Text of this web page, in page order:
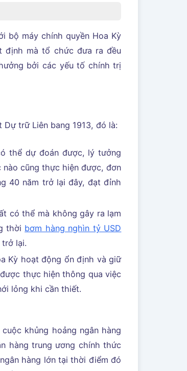
bộ máy chính quyền Hoa Kỳ
định mà tổ chức đưa ra đều
bởi các yếu tố chính trị
trữ Liên bang 1913, đó là:
thể dự đoán được, lý tưởng
nào cũng thực hiện được, đơn
40 năm trở lại đây, đạt đỉnh
có thể mà không gây ra lạm
thời bơm hàng nghìn tỷ USD
lại.
Kỳ hoạt động ổn định và giữ
thực hiện thông qua việc
lỏng khi cần thiết.
khủng hoảng ngân hàng
hàng trung ương chính thức
hàng lớn tại thời điểm đó